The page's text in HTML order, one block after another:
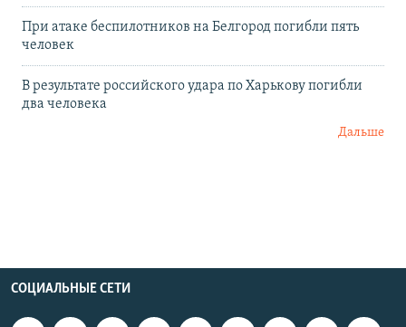
При атаке беспилотников на Белгород погибли пять
человек
В результате российского удара по Харькову погибли
два человека
Дальше
СОЦИАЛЬНЫЕ СЕТИ